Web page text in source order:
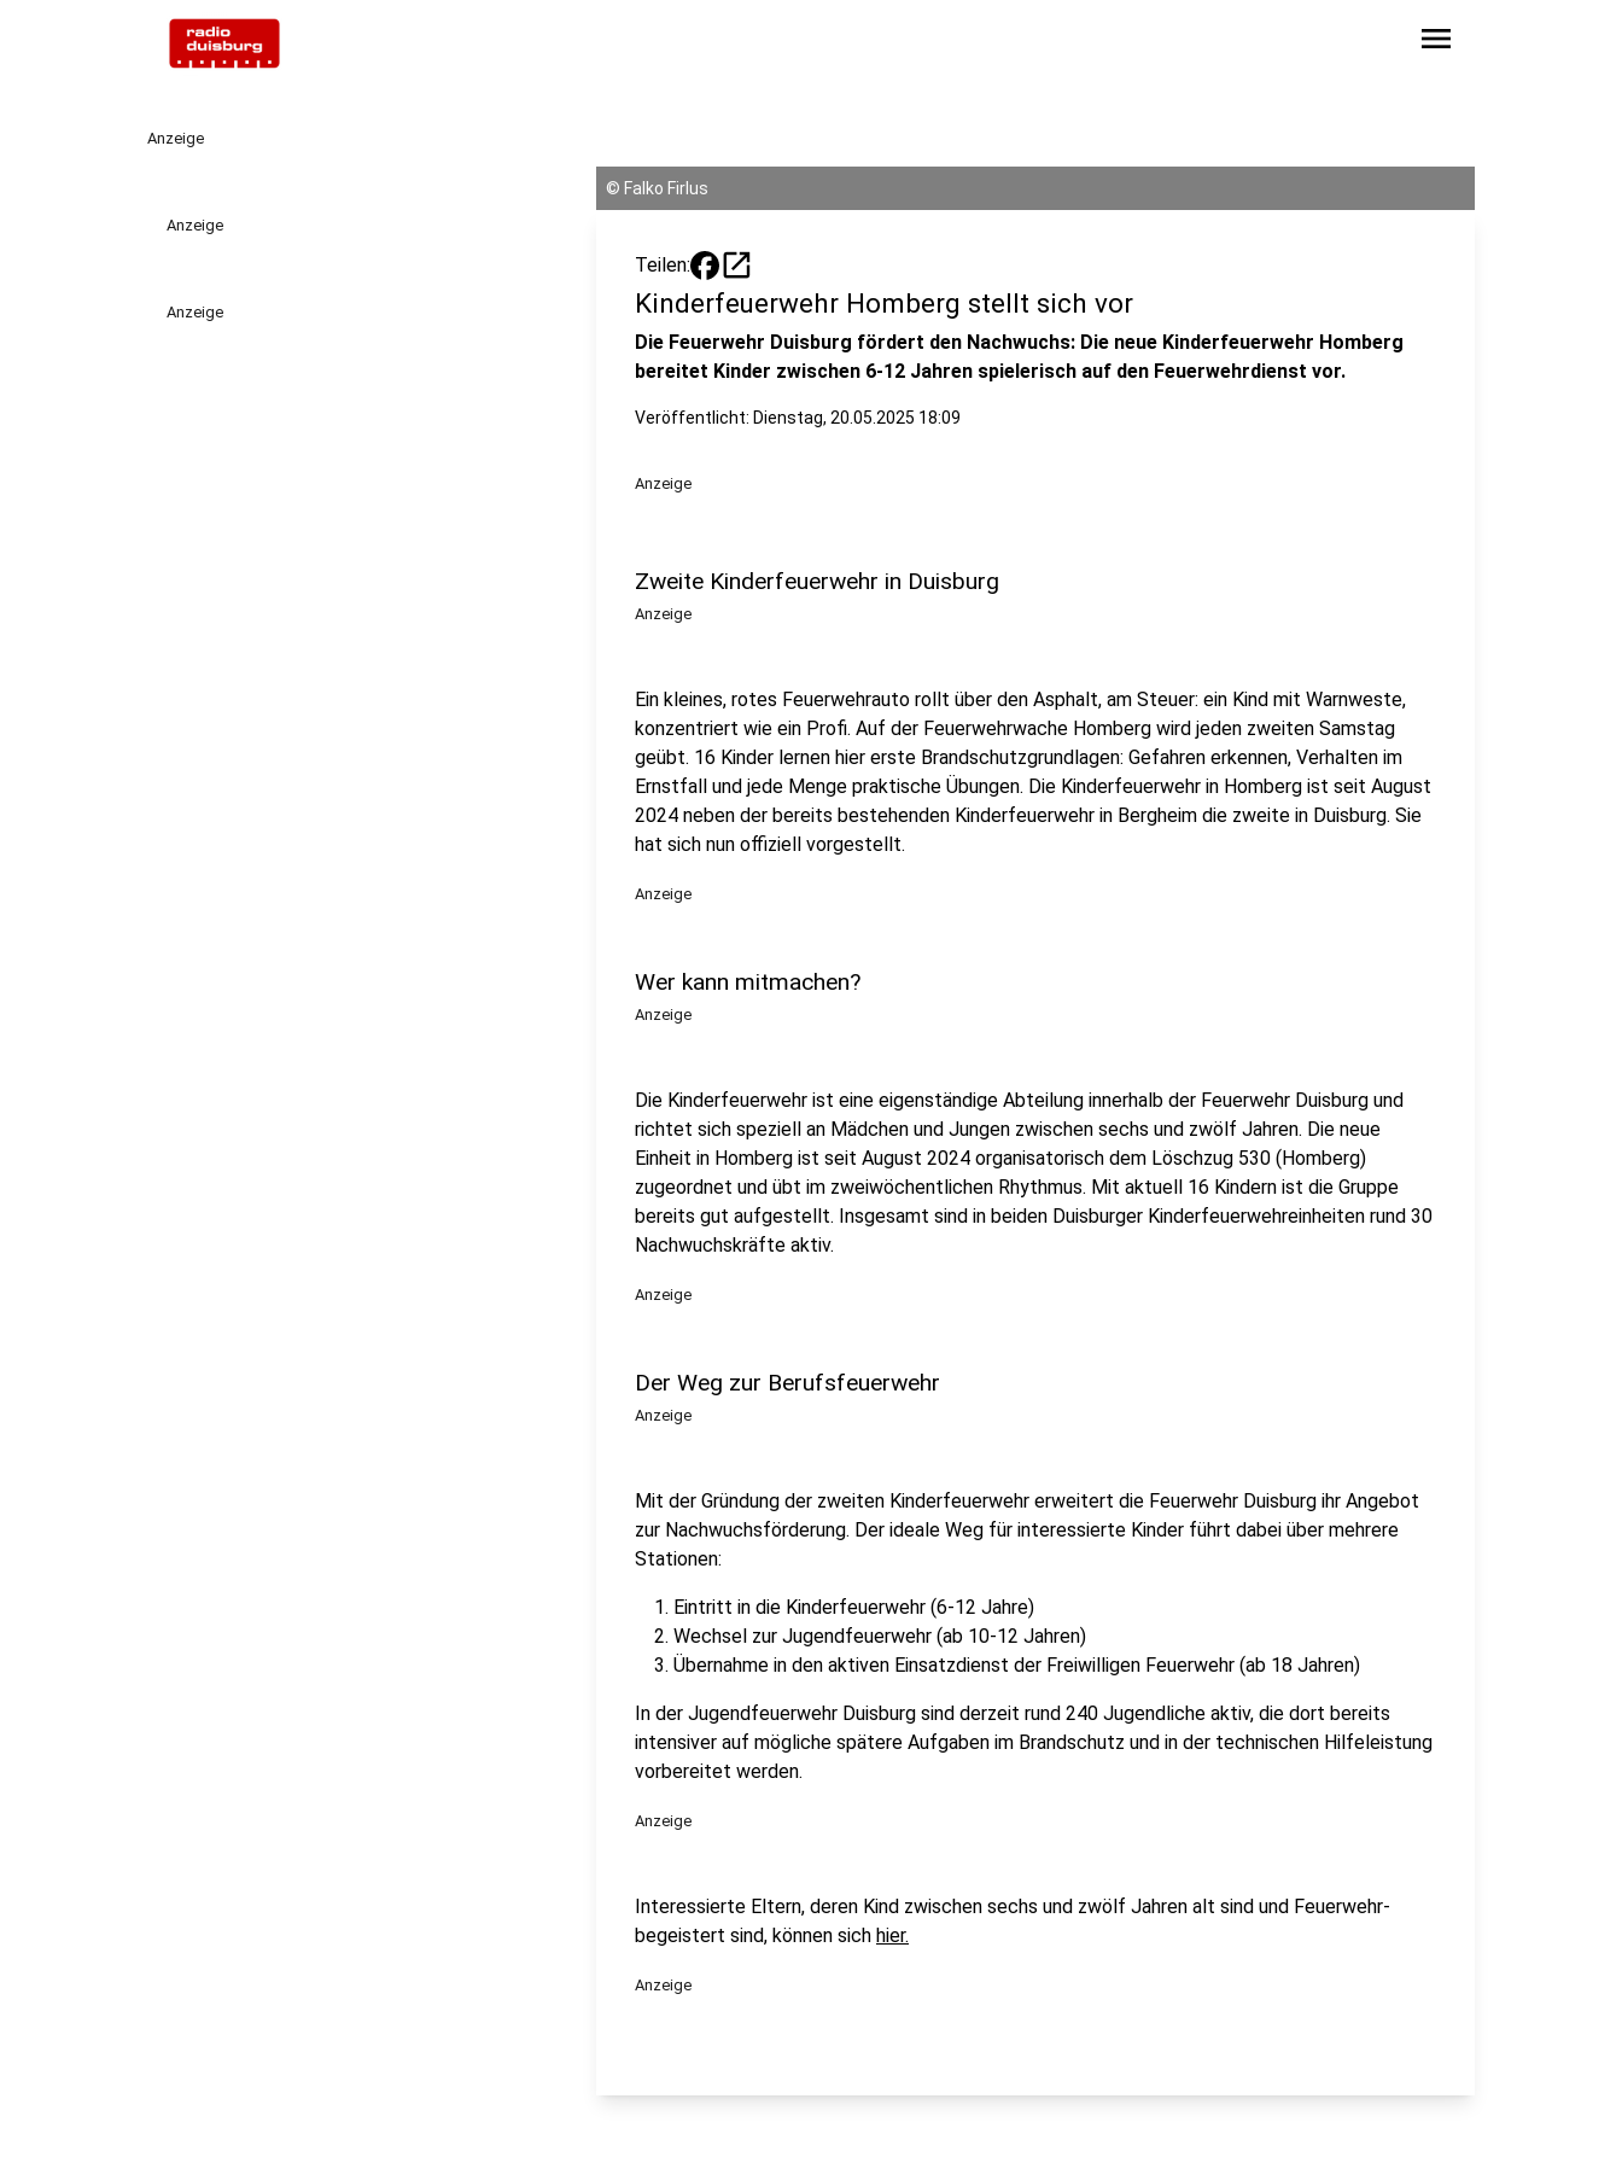
menu
Anzeige
Anzeige
Anzeige
© Falko Firlus
Teilen: open_in_new
Kinderfeuerwehr Homberg stellt sich vor
Die Feuerwehr Duisburg fördert den Nachwuchs: Die neue Kinderfeuerwehr Homberg
bereitet Kinder zwischen 6-12 Jahren spielerisch auf den Feuerwehrdienst vor.
Veröffentlicht: Dienstag, 20.05.2025 18:09
Anzeige
Zweite Kinderfeuerwehr in Duisburg
Anzeige
Ein kleines, rotes Feuerwehrauto rollt über den Asphalt, am Steuer: ein Kind mit Warnweste,
konzentriert wie ein Profi. Auf der Feuerwehrwache Homberg wird jeden zweiten Samstag
geübt. 16 Kinder lernen hier erste Brandschutzgrundlagen: Gefahren erkennen, Verhalten im
Ernstfall und jede Menge praktische Übungen. Die Kinderfeuerwehr in Homberg ist seit August
2024 neben der bereits bestehenden Kinderfeuerwehr in Bergheim die zweite in Duisburg. Sie
hat sich nun offiziell vorgestellt.
Anzeige
Wer kann mitmachen?
Anzeige
Die Kinderfeuerwehr ist eine eigenständige Abteilung innerhalb der Feuerwehr Duisburg und
richtet sich speziell an Mädchen und Jungen zwischen sechs und zwölf Jahren. Die neue
Einheit in Homberg ist seit August 2024 organisatorisch dem Löschzug 530 (Homberg)
zugeordnet und übt im zweiwöchentlichen Rhythmus. Mit aktuell 16 Kindern ist die Gruppe
bereits gut aufgestellt. Insgesamt sind in beiden Duisburger Kinderfeuerwehreinheiten rund 30
Nachwuchskräfte aktiv.
Anzeige
Der Weg zur Berufsfeuerwehr
Anzeige
Mit der Gründung der zweiten Kinderfeuerwehr erweitert die Feuerwehr Duisburg ihr Angebot
zur Nachwuchsförderung. Der ideale Weg für interessierte Kinder führt dabei über mehrere
Stationen:
Eintritt in die Kinderfeuerwehr (6-12 Jahre)
Wechsel zur Jugendfeuerwehr (ab 10-12 Jahren)
Übernahme in den aktiven Einsatzdienst der Freiwilligen Feuerwehr (ab 18 Jahren)
In der Jugendfeuerwehr Duisburg sind derzeit rund 240 Jugendliche aktiv, die dort bereits
intensiver auf mögliche spätere Aufgaben im Brandschutz und in der technischen Hilfeleistung
vorbereitet werden.
Anzeige
Interessierte Eltern, deren Kind zwischen sechs und zwölf Jahren alt sind und Feuerwehr-
begeistert sind, können sich hier.
Anzeige